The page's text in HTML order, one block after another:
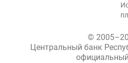
©
Центральный банк